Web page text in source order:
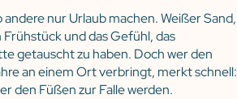
nur Urlaub machen. Weißer Sand,
Frühstück und das Gefühl, das
getauscht zu haben. Doch wer den
an einem Ort verbringt, merkt schnell:
den Füßen zur Falle werden.